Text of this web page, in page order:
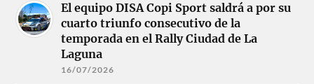
El equipo DISA Copi Sport saldrá a por su
cuarto triunfo consecutivo de la
temporada en el Rally Ciudad de La
Laguna
16/07/2026